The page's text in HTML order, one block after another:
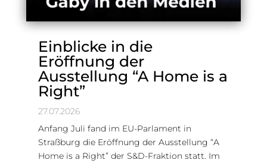
Einblicke in die
Eröffnung der
Ausstellung “A Home is a
Right”
27.07.2026
Anfang Juli fand im EU-Parlament in
Straßburg die Eröffnung der Ausstellung “A
Home is a Right” der S&D-Fraktion statt. Im